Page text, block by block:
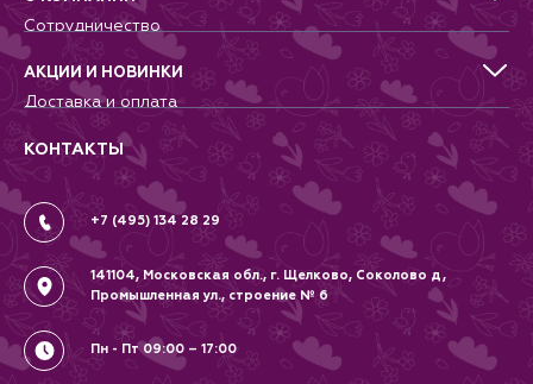
Для птиц
Аквариумистика, пруд, море
Террариумистика
Сотрудничество
Питомникам
Добрые дела
Новости
Контакты
Вопрос-Ответ
АКЦИИ И НОВИНКИ
Доставка и оплата
Гарантии и возврат
Вакансии
Политика
Соглашение
КОНТАКТЫ
+7 (495) 134 28 29
141104, Московская обл., г. Щелково, Соколово д,
Промышленная ул., строение № 6
Пн - Пт 09:00 – 17:00